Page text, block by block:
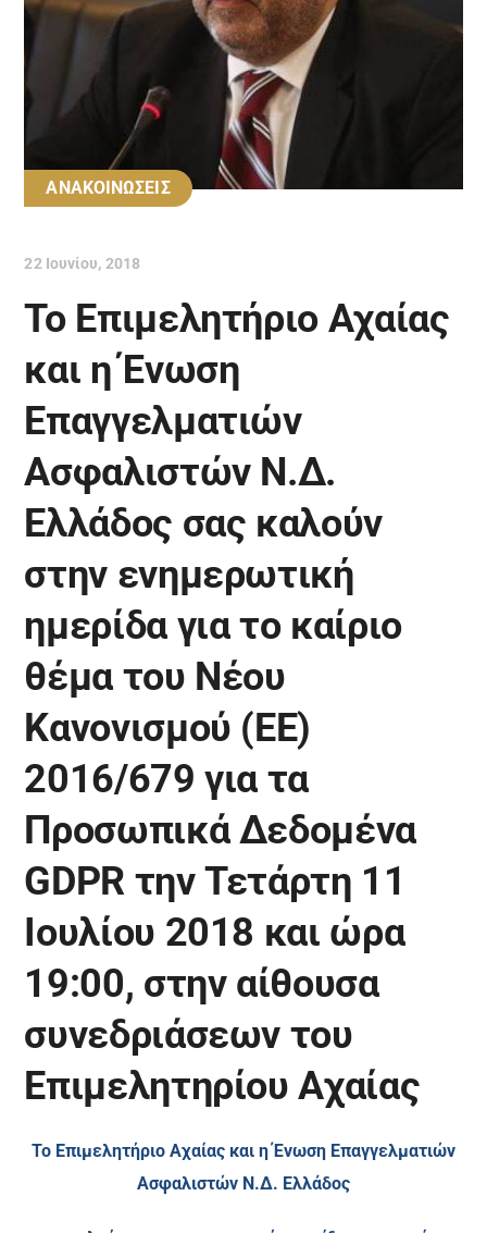
ΑΝΑΚΟΙΝΩΣΕΙΣ
22 Ιουνίου, 2018
To Επιμελητήριο Αχαίας
και η Ένωση
Επαγγελματιών
Ασφαλιστών Ν.Δ.
Ελλάδος σας καλούν
στην ενημερωτική
ημερίδα για το καίριο
θέμα του Νέου
Κανονισμού (ΕΕ)
2016/679 για τα
Προσωπικά Δεδομένα
GDPR την Τετάρτη 11
Ιουλίου 2018 και ώρα
19:00, στην αίθουσα
συνεδριάσεων του
Επιμελητηρίου Αχαίας
To Επιμελητήριο Αχαίας και η Ένωση Επαγγελματιών
Ασφαλιστών Ν.Δ. Ελλάδος